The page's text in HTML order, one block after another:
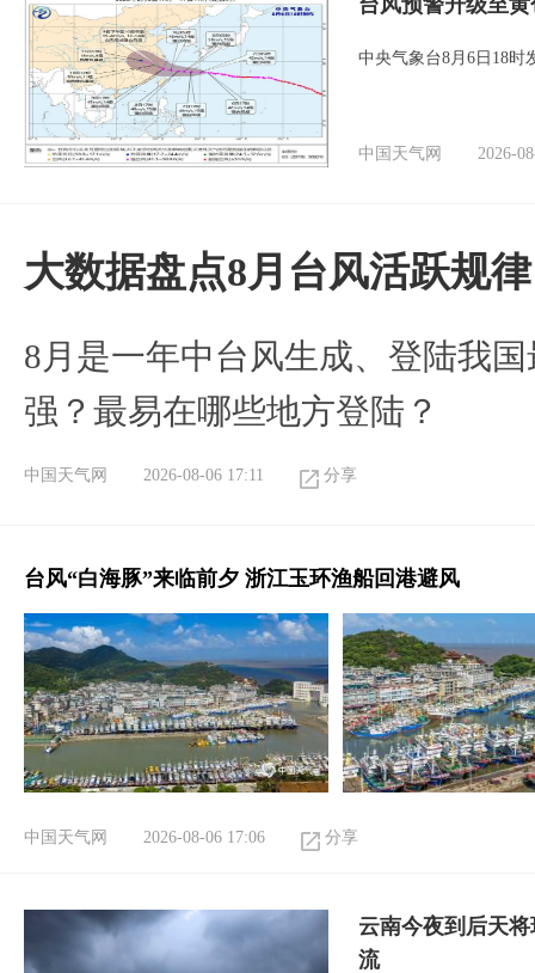
台风预警升级至
中央气象台8月6日18时
中国天气网 2026-
大数据盘点8月台风活跃规律
8月是一年中台风生成、登陆我
强？最易在哪些地方登陆？
中国天气网 2026-08-06 17:11 分享
台风“白海豚”来临前夕 浙江玉环渔船回港避风
中国天气网 2026-08-06 17:06 分享
云南今夜到后天
流